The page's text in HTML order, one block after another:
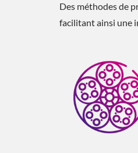
Des méthodes de
facilitant ainsi une